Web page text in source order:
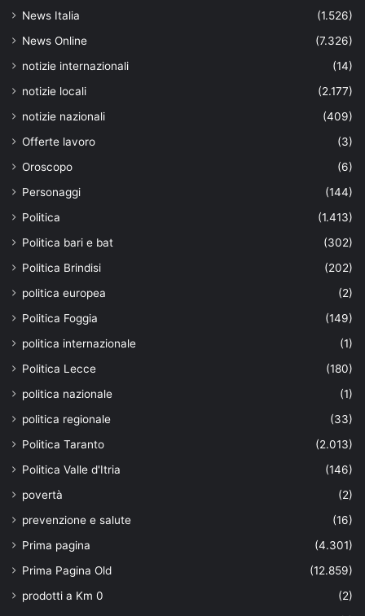
News Italia
(1.526)
News Online
(7.326)
notizie internazionali
(14)
notizie locali
(2.177)
notizie nazionali
(409)
Offerte lavoro
(3)
Oroscopo
(6)
Personaggi
(144)
Politica
(1.413)
Politica bari e bat
(302)
Politica Brindisi
(202)
politica europea
(2)
Politica Foggia
(149)
politica internazionale
(1)
Politica Lecce
(180)
politica nazionale
(1)
politica regionale
(33)
Politica Taranto
(2.013)
Politica Valle d'Itria
(146)
povertà
(2)
prevenzione e salute
(16)
Prima pagina
(4.301)
Prima Pagina Old
(12.859)
prodotti a Km 0
(2)